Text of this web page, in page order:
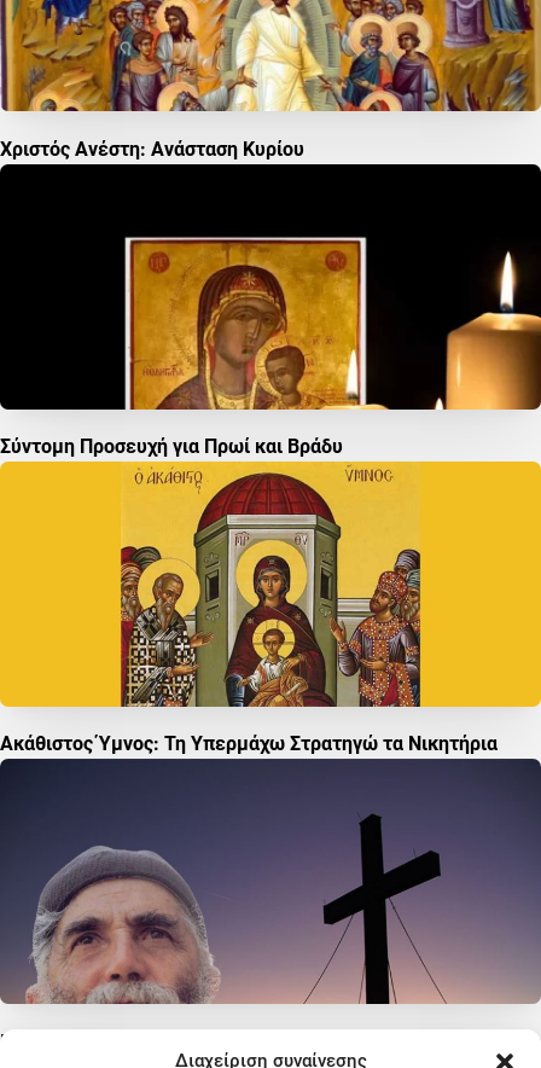
Διαχείριση συναίνεσης
Χριστός Ανέστη: Ανάσταση Κυρίου
Σύντομη Προσευχή για Πρωί και Βράδυ
Ακάθιστος Ύμνος: Τη Υπερμάχω Στρατηγώ τα Νικητήρια
Προσευχή Αγίου Παϊσίου: Η Προσευχή που Έλεγε Κάθε Μέρα